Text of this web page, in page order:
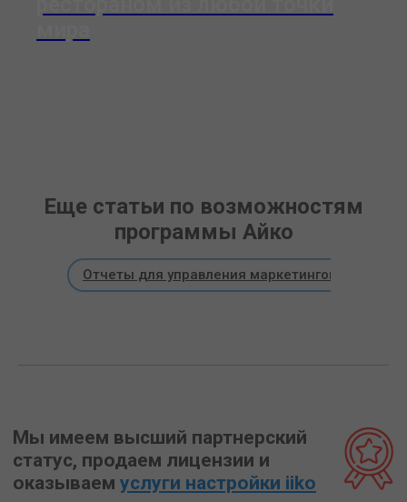
Еще статьи по возможностям
программы Айко
Отчеты для управления маркетингом и